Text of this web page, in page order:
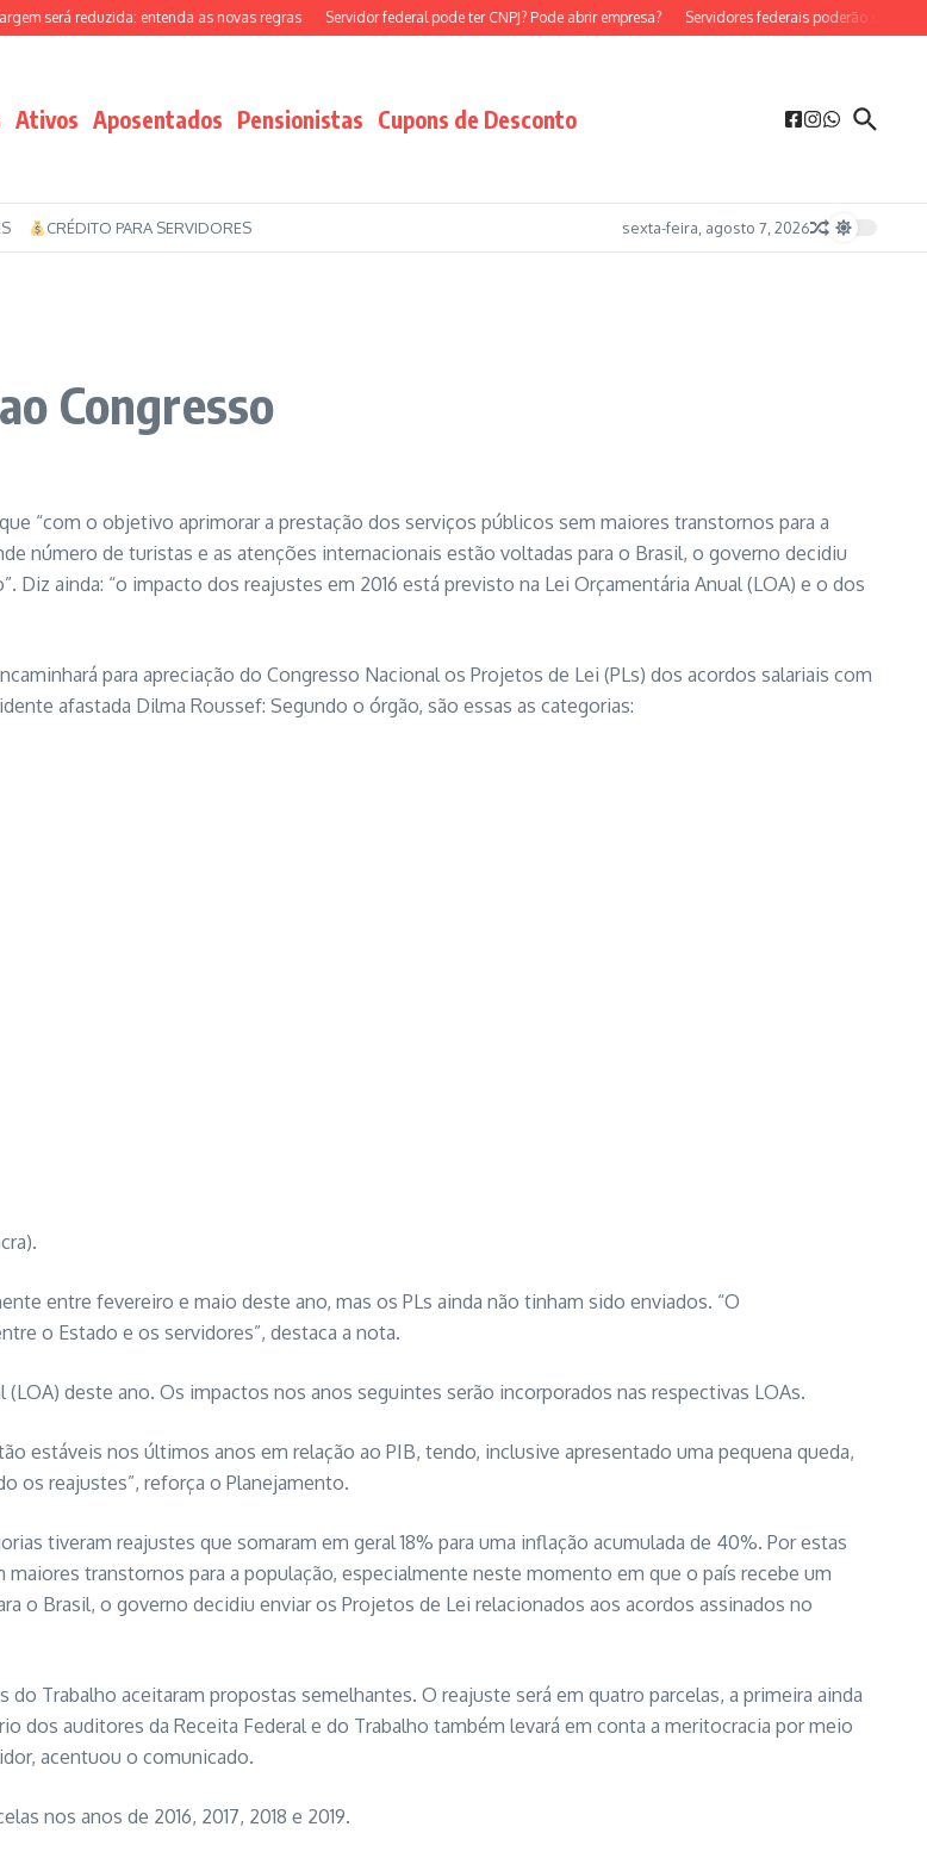
será reduzida: entenda as novas regras Servidor federal pode ter CNPJ? Pode abrir empresa? Servidores federais poderão ser MEI?
Ativos Aposentados Pensionistas Cupons de Desconto
CRÉDITO PARA SERVIDORES sexta-feira, agosto 7, 2026
Congresso
“com o objetivo aprimorar a prestação dos serviços públicos sem maiores transtornos para a
número de turistas e as atenções internacionais estão voltadas para o Brasil, o governo decidiu
ainda: “o impacto dos reajustes em 2016 está previsto na Lei Orçamentária Anual (LOA) e o dos
para apreciação do Congresso Nacional os Projetos de Lei (PLs) dos acordos salariais com
afastada Dilma Roussef: Segundo o órgão, são essas as categorias:
entre fevereiro e maio deste ano, mas os PLs ainda não tinham sido enviados. “O
o Estado e os servidores”, destaca a nota.
deste ano. Os impactos nos anos seguintes serão incorporados nas respectivas LOAs.
estáveis nos últimos anos em relação ao PIB, tendo, inclusive apresentado uma pequena queda,
os reajustes”, reforça o Planejamento.
tiveram reajustes que somaram em geral 18% para uma inflação acumulada de 40%. Por estas
transtornos para a população, especialmente neste momento em que o país recebe um
o Brasil, o governo decidiu enviar os Projetos de Lei relacionados aos acordos assinados no
Trabalho aceitaram propostas semelhantes. O reajuste será em quatro parcelas, a primeira ainda
dos auditores da Receita Federal e do Trabalho também levará em conta a meritocracia por meio
acentuou o comunicado.
nos anos de 2016, 2017, 2018 e 2019.